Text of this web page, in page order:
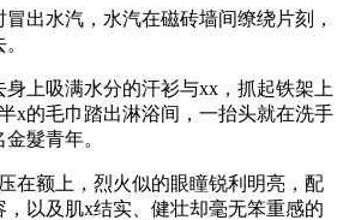
出水汽，水汽在磁砖墙间缭绕片刻，
上吸满水分的汗衫与xx，抓起铁架上
x的毛巾踏出淋浴间，一抬头就在洗手
髮青年。
在额上，烈火似的眼瞳锐利明亮，配
，以及肌x结实、健壮却毫无笨重感的